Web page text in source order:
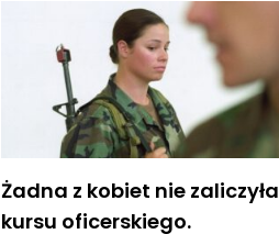
Żadna z kobiet nie zaliczyła
kursu oficerskiego.